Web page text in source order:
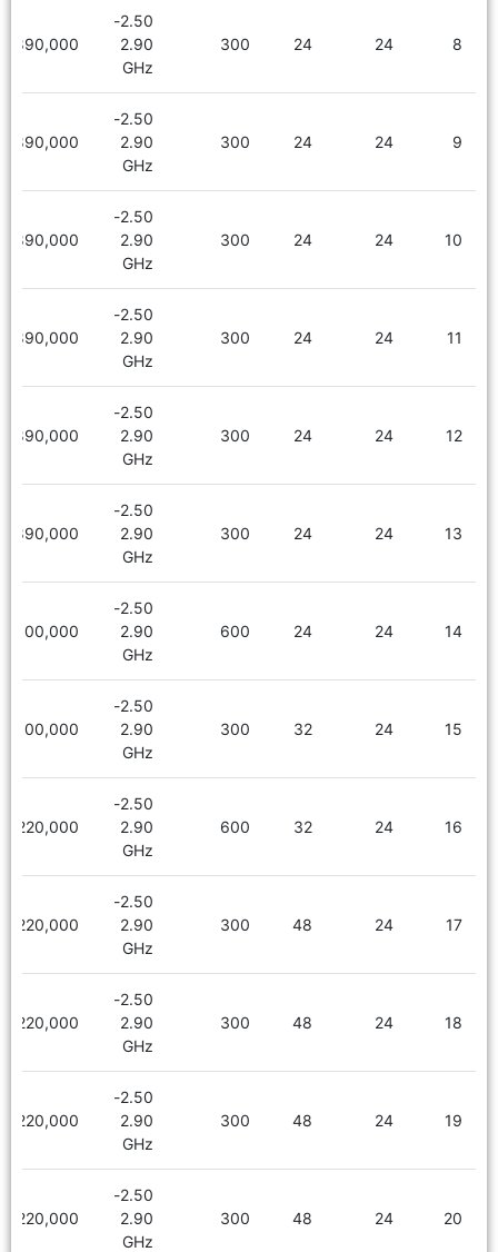
8
24
24
300
2.50-
2.90
GHz
1,890,000
9
24
24
300
2.50-
2.90
GHz
1,890,000
10
24
24
300
2.50-
2.90
GHz
1,890,000
11
24
24
300
2.50-
2.90
GHz
1,890,000
12
24
24
300
2.50-
2.90
GHz
1,890,000
13
24
24
300
2.50-
2.90
GHz
1,890,000
14
24
24
600
2.50-
2.90
GHz
2,100,000
15
24
32
300
2.50-
2.90
GHz
2,100,000
16
24
32
600
2.50-
2.90
GHz
2,220,000
17
24
48
300
2.50-
2.90
GHz
2,220,000
18
24
48
300
2.50-
2.90
GHz
2,220,000
19
24
48
300
2.50-
2.90
GHz
2,220,000
20
24
48
300
2.50-
2.90
GHz
2,220,000